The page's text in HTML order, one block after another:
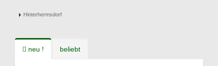
Hinterhermsdorf
neu ! beliebt